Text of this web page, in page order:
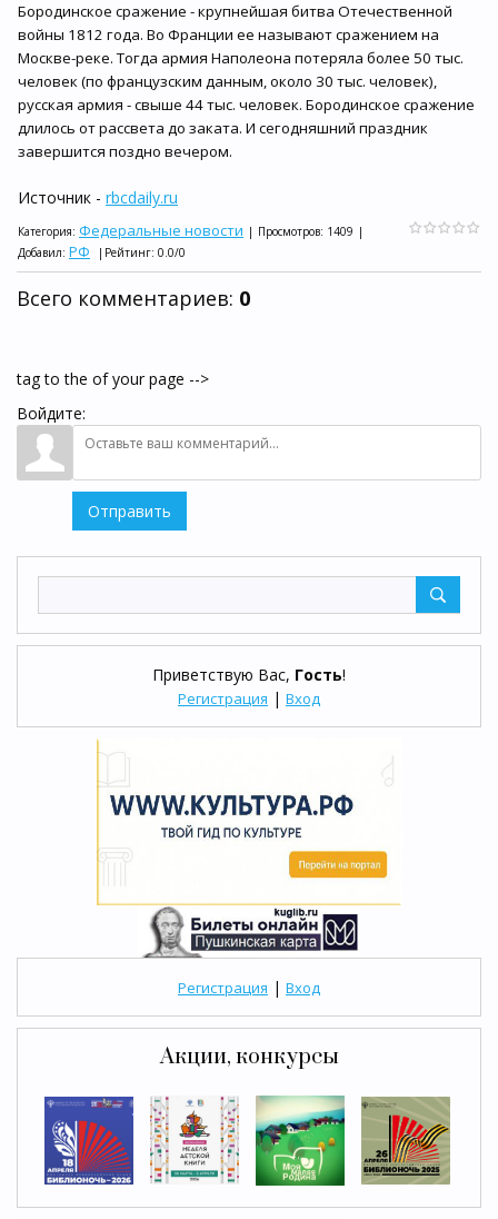
Приветствую Вас, Гость!
Регистрация | Вход
Регистрация | Вход
Акции, конкурсы
Бородинское сражение - крупнейшая битва Отечественной
войны 1812 года. Во Франции ее называют сражением на
Москве-реке. Тогда армия Наполеона потеряла более 50 тыс.
человек (по французским данным, около 30 тыс. человек),
русская армия - свыше 44 тыс. человек. Бородинское сражение
длилось от рассвета до заката. И сегодняшний праздник
завершится поздно вечером.
Источник - rbcdaily.ru
Категория: Федеральные новости | Просмотров: 1409 |
Добавил: РФ | Рейтинг: 0.0/0
Всего комментариев: 0
tag to the of your page -->
Войдите:
Отправить